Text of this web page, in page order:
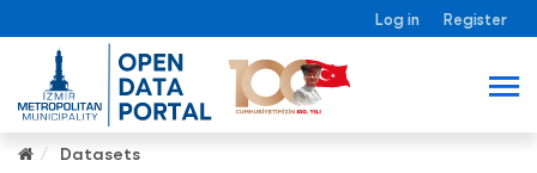
Log in Register
Datasets